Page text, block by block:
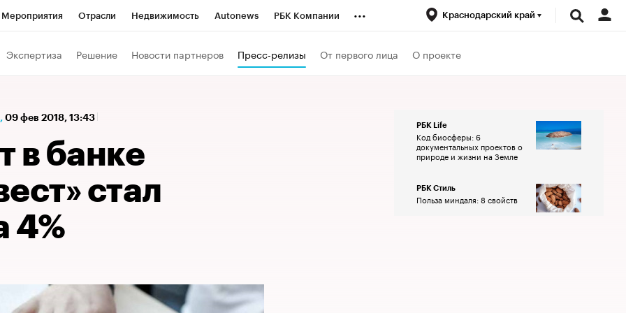
Мероприятия Отрасли Недвижимость Autonews РБК Компании
Политика
... Краснодарский край
Экспертиза Решение Новости партнеров Пресс-релизы От первого лица О проекте
, 09 фев 2018, 13:43
в банке
стал
4%
РБК Life
Код биосферы: 6
документальных проектов о
природе и жизни на Земле
РБК Стиль
Польза миндаля: 8 свойств